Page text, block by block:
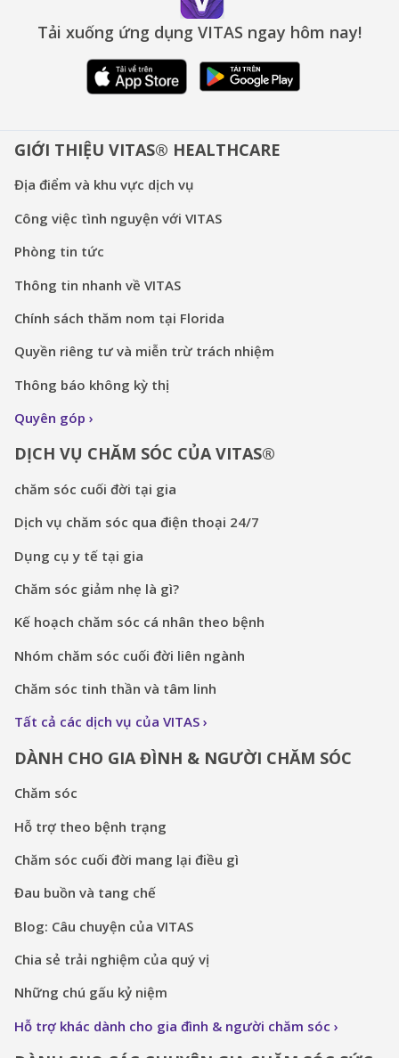
Tải xuống ứng dụng VITAS ngay hôm nay!
GIỚI THIỆU VITAS® HEALTHCARE
Địa điểm và khu vực dịch vụ
Công việc tình nguyện với VITAS
Phòng tin tức
Thông tin nhanh về VITAS
Chính sách thăm nom tại Florida
Quyền riêng tư và miễn trừ trách nhiệm
Thông báo không kỳ thị
Quyên góp
DỊCH VỤ CHĂM SÓC CỦA VITAS®
chăm sóc cuối đời tại gia
Dịch vụ chăm sóc qua điện thoại 24/7
Dụng cụ y tế tại gia
Chăm sóc giảm nhẹ là gì?
Kế hoạch chăm sóc cá nhân theo bệnh
Nhóm chăm sóc cuối đời liên ngành
Chăm sóc tinh thần và tâm linh
Tất cả các dịch vụ của VITAS
DÀNH CHO GIA ĐÌNH & NGƯỜI CHĂM SÓC
Chăm sóc
Hỗ trợ theo bệnh trạng
Chăm sóc cuối đời mang lại điều gì
Đau buồn và tang chế
Blog: Câu chuyện của VITAS
Chia sẻ trải nghiệm của quý vị
Những chú gấu kỷ niệm
Hỗ trợ khác dành cho gia đình & người chăm sóc